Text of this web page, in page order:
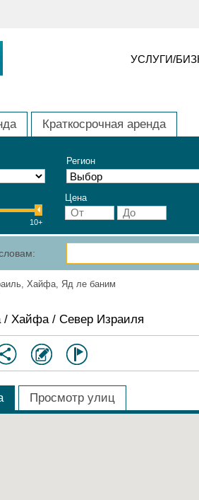
УСЛУГИ/
Краткосрочная аренда
Регион
10+
Цена
Хайфа, Яд ле баним
/ Хайфа / Север Израиля
Просмотр улиц